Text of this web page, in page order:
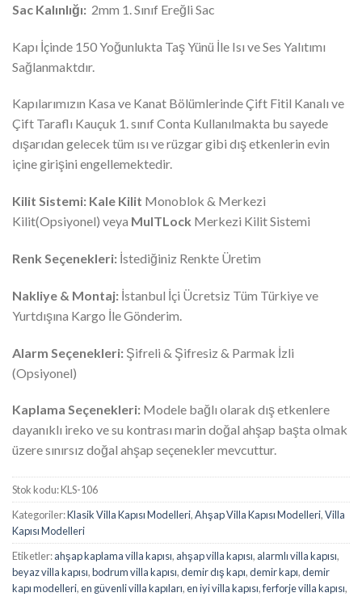
Sac Kalınlığı: 2mm 1. Sınıf Ereğli Sac
Kapı İçinde 150 Yoğunlukta Taş Yünü İle Isı ve Ses Yalıtımı
Sağlanmaktdır.
Kapılarımızın Kasa ve Kanat Bölümlerinde Çift Fitil Kanalı ve
Çift Taraflı Kauçuk 1. sınıf Conta Kullanılmakta bu sayede
dışarıdan gelecek tüm ısı ve rüzgar gibi dış etkenlerin evin
içine girişini engellemektedir.
Kilit Sistemi: Kale Kilit Monoblok & Merkezi
Kilit(Opsiyonel) veya MulTLock Merkezi Kilit Sistemi
Renk Seçenekleri: İstediğiniz Renkte Üretim
Nakliye & Montaj: İstanbul İçi Ücretsiz Tüm Türkiye ve
Yurtdışına Kargo İle Gönderim.
Alarm Seçenekleri: Şifreli & Şifresiz & Parmak İzli
(Opsiyonel)
Kaplama Seçenekleri: Modele bağlı olarak dış etkenlere
dayanıklı ireko ve su kontrası marin doğal ahşap başta olmak
üzere sınırsız doğal ahşap seçenekler mevcuttur.
Stok kodu:KLS-106
Kategoriler:Klasik Villa Kapısı Modelleri,Ahşap Villa Kapısı Modelleri,Villa
Kapısı Modelleri
Etiketler:ahşap kaplama villa kapısı, ahşap villa kapısı, alarmlı villa kapısı,
beyaz villa kapısı,bodrum villa kapısı,demir dış kapı,demir kapı,demir
kapı modelleri,en güvenli villa kapıları,en iyi villa kapısı,ferforje villa kapısı,